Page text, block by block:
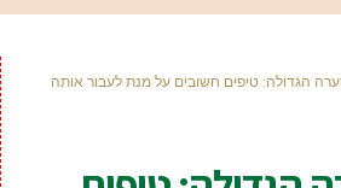
הגדולה: טיפים חשובים על מנת לעבור אותה